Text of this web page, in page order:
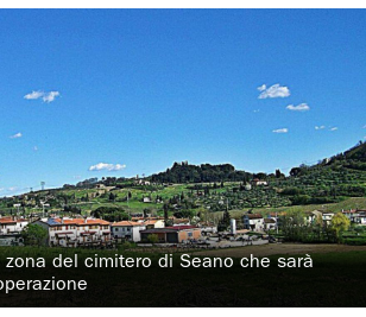
zona del cimitero di Seano che sarà